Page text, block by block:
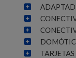
TARJETAS